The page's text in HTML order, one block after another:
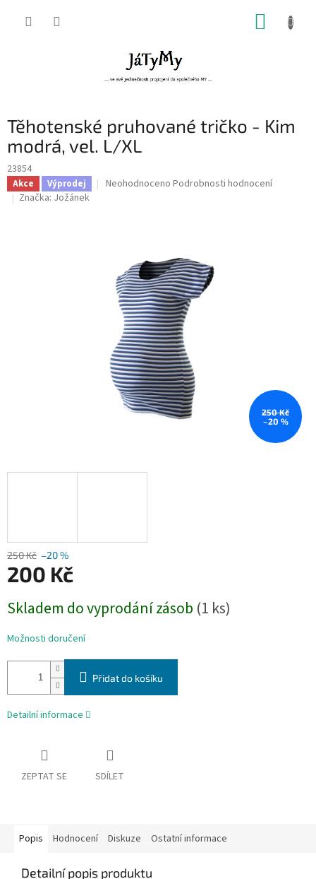
Těhotenské pruhované tričko - Kim
modrá, vel. L/XL
23854
Akce Výprodej
Průměrné
hvězdiček.
Neohodnoceno Podrobnosti hodnocení
Značka: Jožánek
250 Kč
–20 %
250 Kč –20 %
200 Kč
cena:
Skladem do vyprodání zásob (1 ks)
Možnosti doručení
Přidat do košíku
Detailní informace
ZEPTAT SE SDÍLET
Popis Hodnocení Diskuze Ostatní informace
Detailní popis produktu